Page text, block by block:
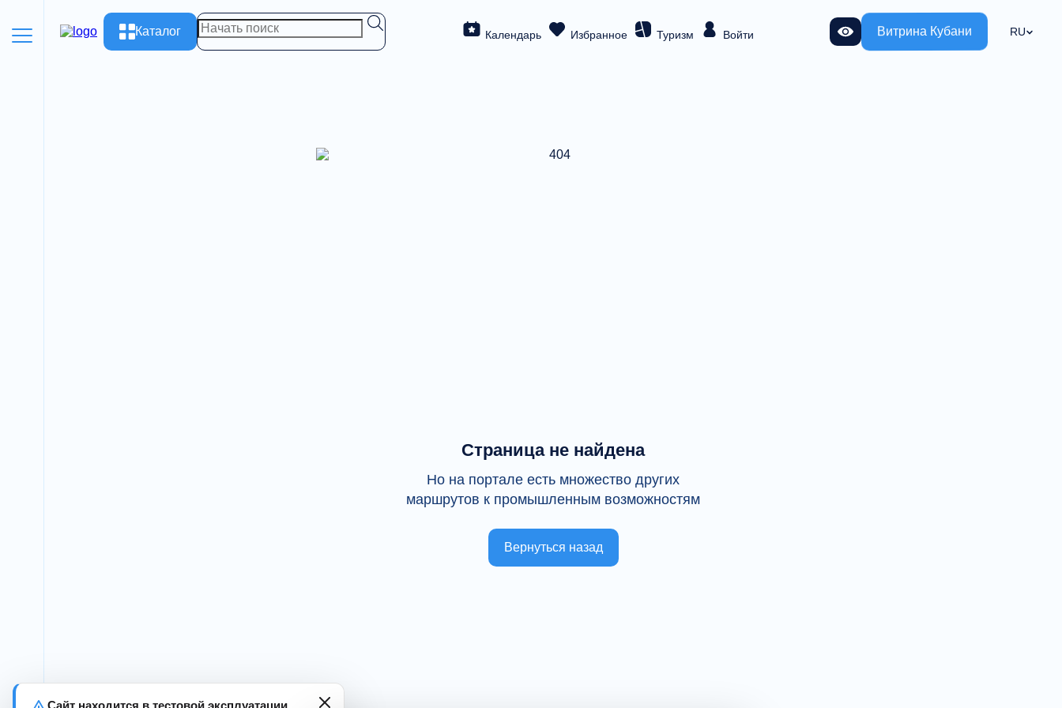
Каталог Календарь Избранное Туризм Войти Витрина Кубани RU
Страница не найдена
Но на портале есть множество других
маршрутов к промышленным возможностям
Вернуться назад
Сайт находится в тестовой эксплуатации